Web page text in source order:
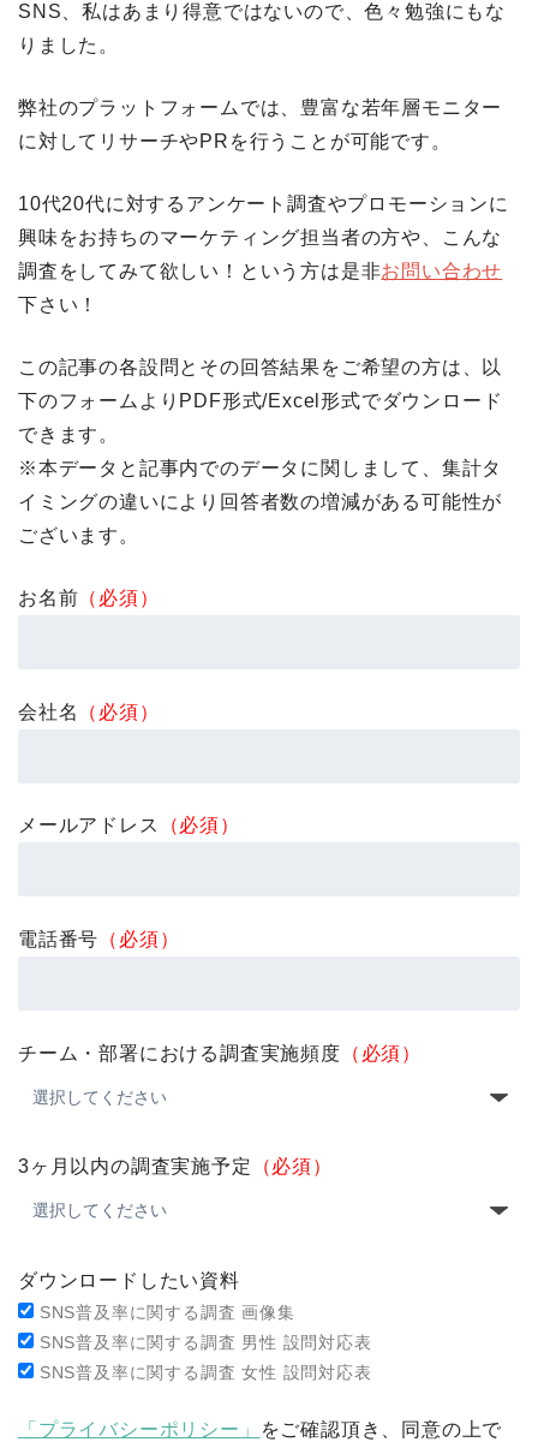
SNS、私はあまり得意ではないので、色々勉強にもな
りました。
弊社のプラットフォームでは、豊富な若年層モニター
に対してリサーチやPRを行うことが可能です。
10代20代に対するアンケート調査やプロモーションに
興味をお持ちのマーケティング担当者の方や、こんな
調査をしてみて欲しい！という方は是非お問い合わせ
下さい！
この記事の各設問とその回答結果をご希望の方は、以
下のフォームよりPDF形式/Excel形式でダウンロード
できます。
※本データと記事内でのデータに関しまして、集計タ
イミングの違いにより回答者数の増減がある可能性が
ございます。
お名前 （必須）
会社名 （必須）
メールアドレス （必須）
電話番号 （必須）
チーム・部署における調査実施頻度 （必須）
3ヶ月以内の調査実施予定 （必須）
ダウンロードしたい資料
SNS普及率に関する調査 画像集
SNS普及率に関する調査 男性 設問対応表
SNS普及率に関する調査 女性 設問対応表
「プライバシーポリシー」
をご確認頂き、同意の上で